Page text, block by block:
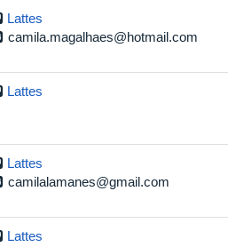
Lattes
camila.magalhaes@hotmail.com
Lattes
Lattes
camilalamanes@gmail.com
Lattes